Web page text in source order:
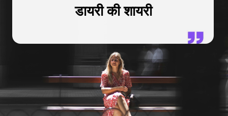
डायरी की शायरी